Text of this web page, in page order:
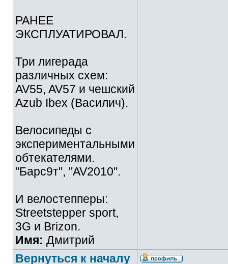
РАНЕЕ
ЭКСПЛУАТИРОВАЛ.
Три лигерада
различных схем:
AV55, AV57 и чешский
Azub Ibex (Василич).
Велосипеды с
экспериментальными
обтекателями.
"Барс9т", "AV2010".
И велостепперы:
Streetstepper sport,
3G и Brizon.
Имя: Дмитрий
Вернуться к началу